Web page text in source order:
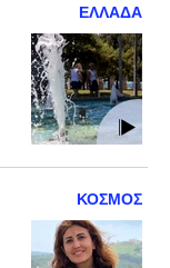
ΕΛΛΑΔΑ
ΚΟΣΜΟΣ